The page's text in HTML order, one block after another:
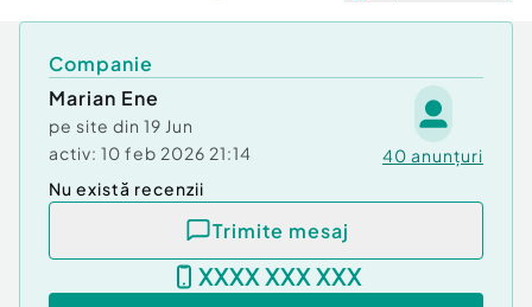
Companie
Marian Ene
pe site din 19 Jun
activ: 10 feb 2026 21:14 40 anunțuri
Nu există recenzii
Trimite mesaj
XXXX XXX XXX